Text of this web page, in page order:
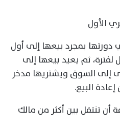
الأول
دورتها بمجرد بيعها إلى أول
ثم يعيد بيعها إلى
إلى السوق ويشتريها مدخر
البيع.
أن تنتقل بين أكثر من مالك